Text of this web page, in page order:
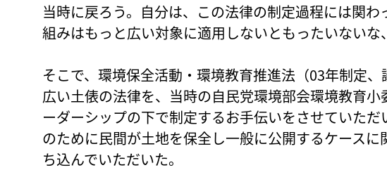
当時に戻ろう。自分は、この法律の制定過程には関
組みはもっと広い対象に適用しないともったいないな
そこで、環境保全活動・環境教育推進法（03年制定
広い土俵の法律を、当時の自民党環境部会環境教育小
ーダーシップの下で制定するお手伝いをさせていた
のために民間が土地を保全し一般に公開するケース
ち込んでいただいた。